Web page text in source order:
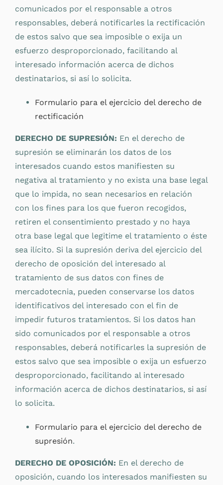
comunicados por el responsable a otros
responsables, deberá notificarles la rectificación
de estos salvo que sea imposible o exija un
esfuerzo desproporcionado, facilitando al
interesado información acerca de dichos
destinatarios, si así lo solicita.
Formulario para el ejercicio del derecho de
rectificación
DERECHO DE SUPRESIÓN: En el derecho de
supresión se eliminarán los datos de los
interesados cuando estos manifiesten su
negativa al tratamiento y no exista una base legal
que lo impida, no sean necesarios en relación
con los fines para los que fueron recogidos,
retiren el consentimiento prestado y no haya
otra base legal que legitime el tratamiento o éste
sea ilícito. Si la supresión deriva del ejercicio del
derecho de oposición del interesado al
tratamiento de sus datos con fines de
mercadotecnia, pueden conservarse los datos
identificativos del interesado con el fin de
impedir futuros tratamientos. Si los datos han
sido comunicados por el responsable a otros
responsables, deberá notificarles la supresión de
estos salvo que sea imposible o exija un esfuerzo
desproporcionado, facilitando al interesado
información acerca de dichos destinatarios, si así
lo solicita.
Formulario para el ejercicio del derecho de
supresión.
DERECHO DE OPOSICIÓN: En el derecho de
oposición, cuando los interesados manifiesten su